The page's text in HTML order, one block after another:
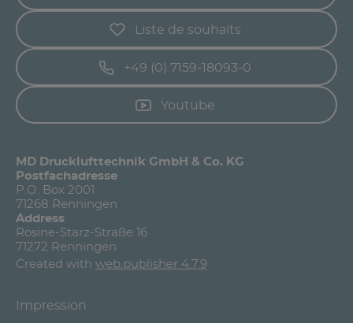
Liste de souhaits
+49 (0) 7159-18093-0
Youtube
MD Drucklufttechnik GmbH & Co. KG
Postfachadresse
P.O. Box 2001
71268 Renningen
Address
Rosine-Starz-Straße 16
71272 Renningen
Created with web.publisher 4.7.9
Impression